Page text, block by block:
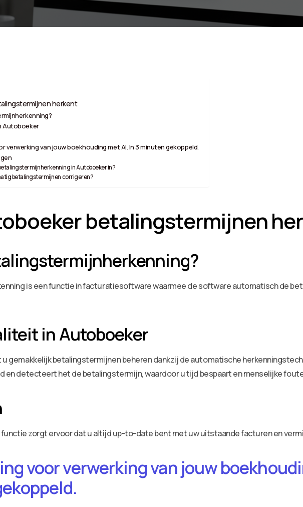
herkent
Autoboeker
verwerking van jouw boekhouding met AI. In 3 minuten gekoppeld.
in Autoboeker in?
betalingstermijnen corrigeren?
betalingstermijnen
is een functie in facturatiesoftware waarmee de software automatisch de
in Autoboeker
gemakkelijk betalingstermijnen beheren dankzij de automatische
en detecteert het de betalingstermijn, waardoor u tijd bespaart en menselijke
functie zorgt ervoor dat u altijd up-to-date bent met uw uitstaande facturen en
voor verwerking van jouw